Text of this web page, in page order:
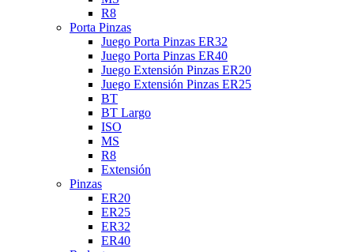
R8
Porta Pinzas
Juego Porta Pinzas ER32
Juego Porta Pinzas ER40
Juego Extensión Pinzas ER20
Juego Extensión Pinzas ER25
BT
BT Largo
ISO
MS
R8
Extensión
Pinzas
ER20
ER25
ER32
ER40